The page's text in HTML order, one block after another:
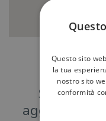
Scrivici a
aggiungere
Questo sito
la tua
nostro sito
conformità